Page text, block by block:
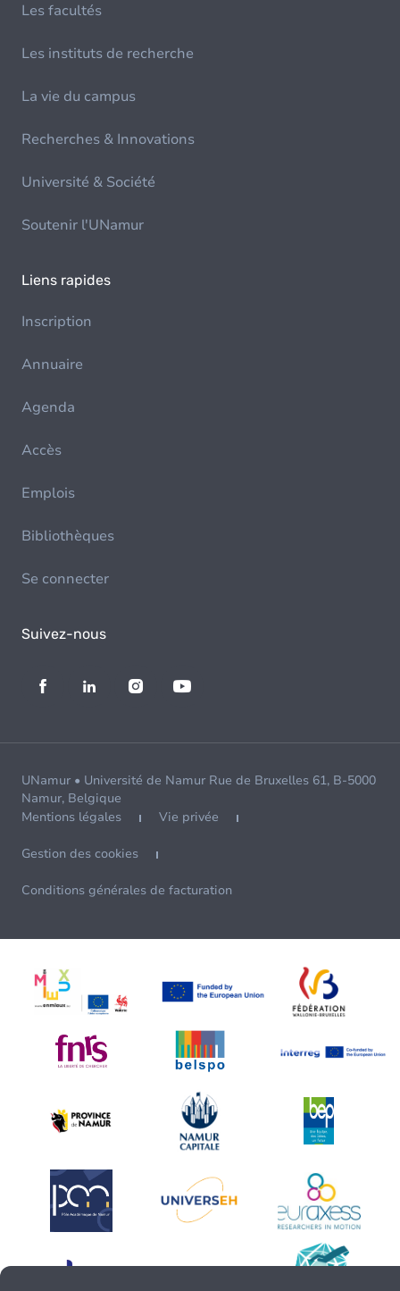
Les facultés
Les instituts de recherche
La vie du campus
Recherches & Innovations
Université & Société
Soutenir l'UNamur
Liens rapides
Inscription
Annuaire
Agenda
Accès
Emplois
Bibliothèques
Se connecter
Suivez-nous
UNamur • Université de Namur Rue de Bruxelles 61, B-5000
Namur, Belgique
Mentions légales
Vie privée
Gestion des cookies
Conditions générales de facturation